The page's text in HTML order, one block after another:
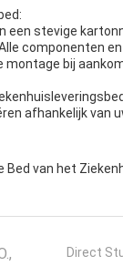
een stevige
componenten
montage bij
afhankelijk van
Bed van het
Direct